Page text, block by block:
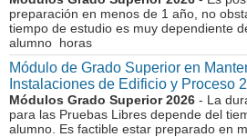
preparación en menos de 1 año, no
tiempo de estudio es muy dependiente
alumno horas
Módulo de Grado Superior en
Instalaciones de Edificio y Proceso
Módulos Grado Superior 2026 - La
para las Pruebas Libres depende del
alumno. Es factible estar preparado en